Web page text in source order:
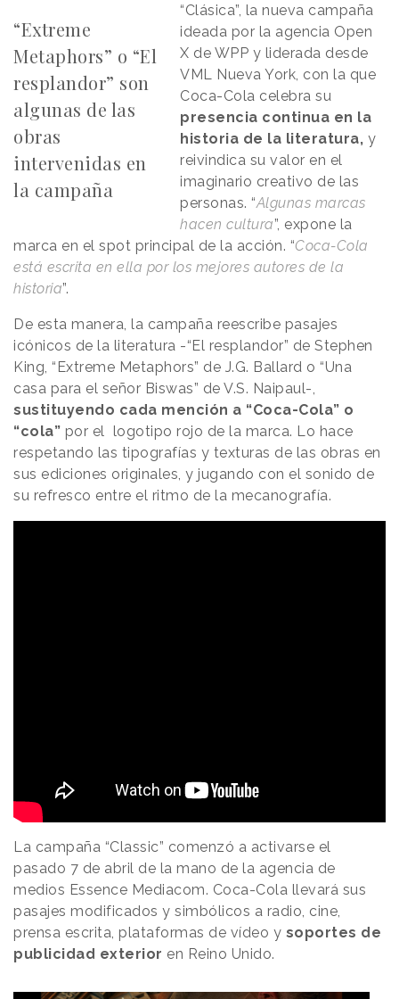
“Extreme
Metaphors” o “El
resplandor” son
algunas de las
obras
intervenidas en
la campaña
“Clásica”, la nueva campaña
ideada por la agencia Open
X de WPP y liderada desde
VML Nueva York, con la que
Coca-Cola celebra su
presencia continua en la
historia de la literatura, y
reivindica su valor en el
imaginario creativo de las
personas. “Algunas marcas
hacen cultura”, expone la
marca en el spot principal de la acción. “Coca-Cola
está escrita en ella por los mejores autores de la
historia”.
De esta manera, la campaña reescribe pasajes
icónicos de la literatura -“El resplandor” de Stephen
King, “Extreme Metaphors” de J.G. Ballard o “Una
casa para el señor Biswas” de V.S. Naipaul-,
sustituyendo cada mención a “Coca-Cola” o
“cola” por el logotipo rojo de la marca. Lo hace
respetando las tipografías y texturas de las obras en
sus ediciones originales, y jugando con el sonido de
su refresco entre el ritmo de la mecanografía.
La campaña “Classic” comenzó a activarse el
pasado 7 de abril de la mano de la agencia de
medios Essence Mediacom. Coca-Cola llevará sus
pasajes modificados y simbólicos a radio, cine,
prensa escrita, plataformas de vídeo y soportes de
publicidad exterior en Reino Unido.